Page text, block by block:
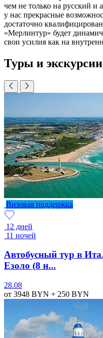
чем не только на русский и
у нас прекрасные
достаточно
«Мерлинтур» будет
свои усилия как на
Туры и экскурсии
Визовая поддержка
12 дней
11 ночей
Автобусный тур в
Езоло (8 н...
28.08
от 3948 BYN + 250 BYN